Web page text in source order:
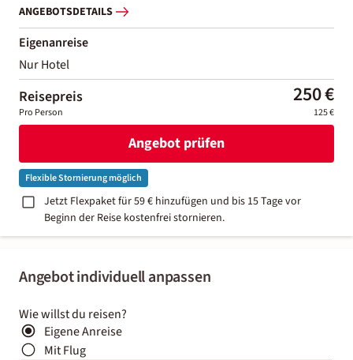
Angebot individuell anpassen
Wie willst du reisen?
Eigene Anreise
Mit Flug
ANGEBOTSDETAILS
Eigenanreise
Nur Hotel
Reisepreis 250 €
Pro Person 125 €
Angebot prüfen
Flexible Stornierung möglich
Jetzt Flexpaket für 59 € hinzufügen und bis 15 Tage vor
Beginn der Reise kostenfrei stornieren.